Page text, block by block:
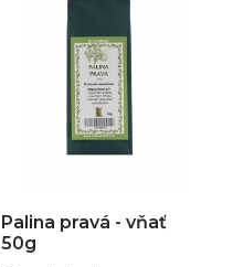
Palina pravá - vňať
50g